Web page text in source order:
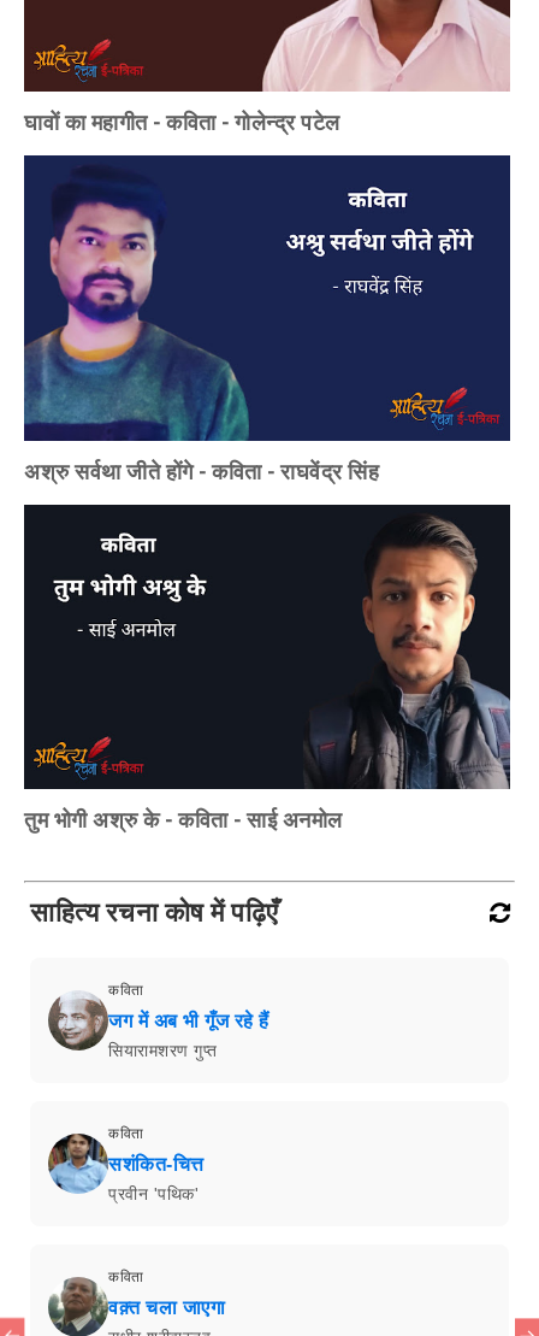
घावों का महागीत - कविता - गोलेन्द्र पटेल
अश्रु सर्वथा जीते होंगे - कविता - राघवेंद्र सिंह
तुम भोगी अश्रु के - कविता - साई अनमोल
साहित्य रचना कोष में पढ़िएँ
कविता
जग में अब भी गूँज रहे हैं
सियारामशरण गुप्त
कविता
सशंकित-चित्त
प्रवीन 'पथिक'
कविता
वक़्त चला जाएगा